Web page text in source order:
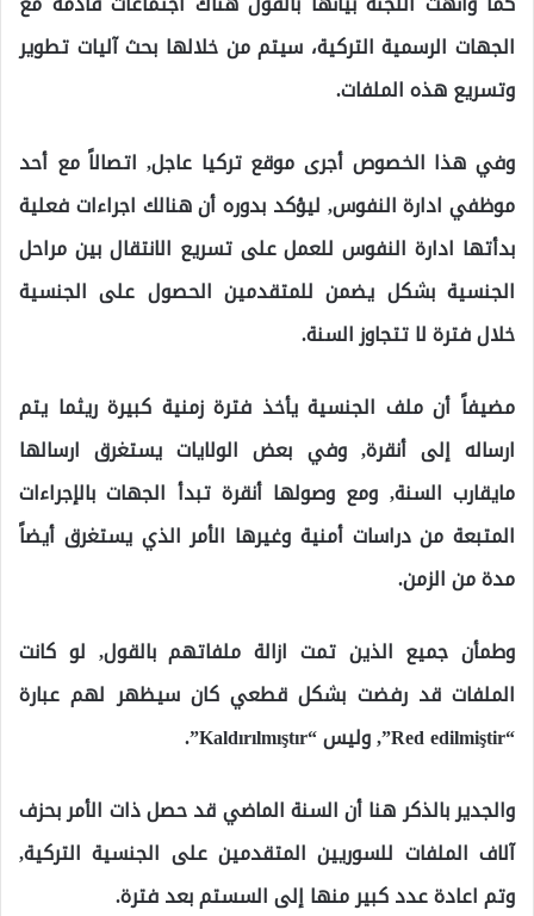
الجهات الرسمية التركية، سيتم من خلالها بحث آليات تطوير
وتسريع هذه الملفات.
وفي هذا الخصوص أجرى موقع تركيا عاجل, اتصالاً مع أحد
موظفي ادارة النفوس, ليؤكد بدوره أن هنالك اجراءات فعلية
بدأتها ادارة النفوس للعمل على تسريع الانتقال بين مراحل
الجنسية بشكل يضمن للمتقدمين الحصول على الجنسية
خلال فترة لا تتجاوز السنة.
مضيفاً أن ملف الجنسية يأخذ فترة زمنية كبيرة ريثما يتم
ارساله إلى أنقرة, وفي بعض الولايات يستغرق ارسالها
مايقارب السنة, ومع وصولها أنقرة تبدأ الجهات بالإجراءات
المتبعة من دراسات أمنية وغيرها الأمر الذي يستغرق أيضاً
مدة من الزمن.
وطمأن جميع الذين تمت ازالة ملفاتهم بالقول, لو كانت
الملفات قد رفضت بشكل قطعي كان سيظهر لهم عبارة
“Red edilmiştir”, وليس “Kaldırılmıştır”.
والجدير بالذكر هنا أن السنة الماضي قد حصل ذات الأمر بحزف
آلاف الملفات للسوريين المتقدمين على الجنسية التركية,
وتم اعادة عدد كبير منها إلى السستم بعد فترة.